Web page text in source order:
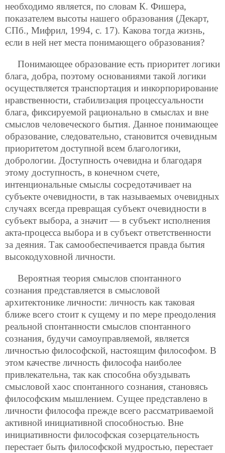
необходимо является, по словам К. Фишера,
показателем высоты нашего образования (Декарт,
СПб., Мифрил, 1994, с. 17). Какова тогда жизнь,
если в ней нет места понимающего образования?
Понимающее образование есть приоритет логики
блага, добра, поэтому основаниями такой логики
осуществляется транспортация и инкорпорирование
нравственности, стабилизация процессуальности
блага, фиксируемой рационально в смыслах и вне
смыслов человеческого бытия. Данное понимающее
образование, следовательно, становится очевидным
приоритетом доступной всем благологики,
добрологии. Доступность очевидна и благодаря
этому доступность, в конечном счете,
интенциональные смыслы сосредотачивает на
субъекте очевидности, в так называемых очевидных
случаях всегда превращая субъект очевидности в
субъект выбора, а значит — в субъект исполнения
акта-процесса выбора и в субъект ответственности
за деяния. Так самообеспечивается правда бытия
высокодуховной личности.
Вероятная теория смыслов спонтанного
сознания представляется в смысловой
архитектонике личности: личность как таковая
ближе всего стоит к сущему и по мере преодоления
реальной спонтанности смыслов спонтанного
сознания, будучи самоуправляемой, является
личностью философской, настоящим философом. В
этом качестве личность философа наиболее
привлекательна, так как способна обуздывать
смысловой хаос спонтанного сознания, становясь
философским мышлением. Сущее представлено в
личности философа прежде всего рассматриваемой
активной инициативной способностью. Вне
инициативности философская созерцательность
перестает быть философской мудростью, перестает